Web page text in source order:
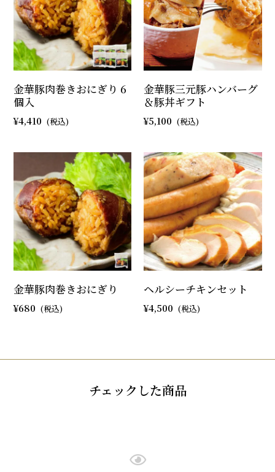
金華豚肉巻きおにぎり 6
個入
4,410
金華豚三元豚ハンバーグ
＆豚丼ギフト
5,100
金華豚肉巻きおにぎり
680
ヘルシーチキンセット
4,500
チェックした商品